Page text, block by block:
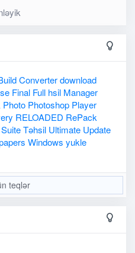
Converterdownload
Final Full hsil Manager
Photo Photoshop Player
RELOADED RePack
SuiteTəhsil Ultimate Update
Windows yukle
teqlər